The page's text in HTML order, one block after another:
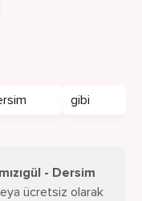
gibi
- Dersim
ücretsiz olarak